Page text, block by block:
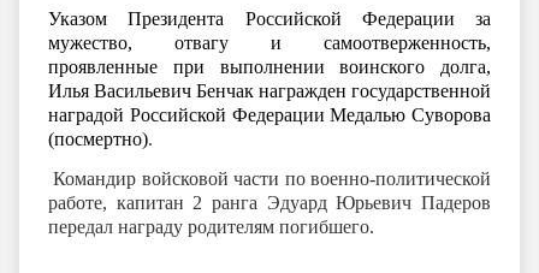
Указом Президента Российской Федерации за
мужество, отвагу и самоотверженность,
проявленные при выполнении воинского долга,
Илья Васильевич Бенчак награжден государственной
наградой Российской Федерации Медалью Суворова
(посмертно).
Командир войсковой части по военно-политической
работе, капитан 2 ранга Эдуард Юрьевич Падеров
передал награду родителям погибшего.